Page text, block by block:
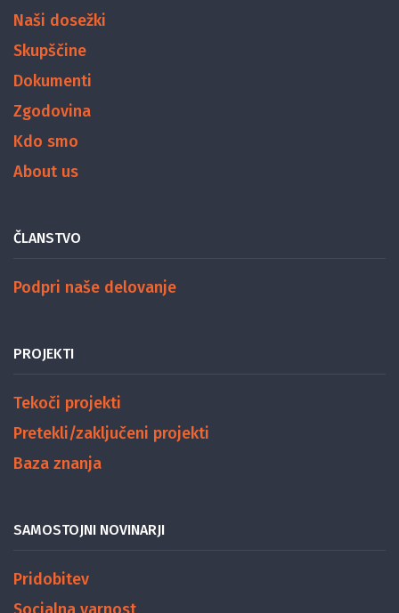
Naši dosežki
Skupščine
Dokumenti
Zgodovina
Kdo smo
About us
ČLANSTVO
Podpri naše delovanje
PROJEKTI
Tekoči projekti
Pretekli/zaključeni projekti
Baza znanja
SAMOSTOJNI NOVINARJI
Pridobitev